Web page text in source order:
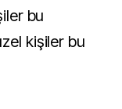
bu
kişiler bu